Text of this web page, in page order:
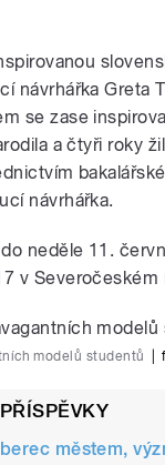
návrhářka Greta
se zase
a čtyři roky
návrhářka.
neděle 11.
v
modelů studentů
městem,